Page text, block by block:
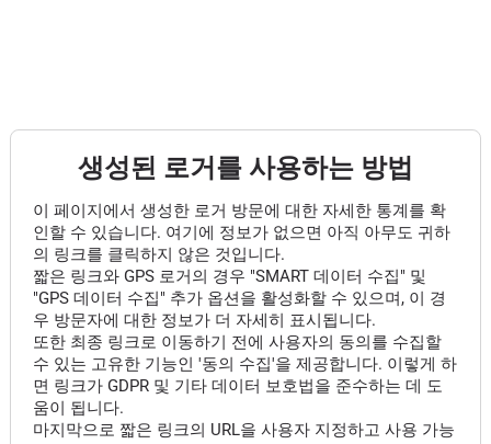
생성된 로거를 사용하는 방법
이 페이지에서 생성한 로거 방문에 대한 자세한 통계를 확
인할 수 있습니다. 여기에 정보가 없으면 아직 아무도 귀하
의 링크를 클릭하지 않은 것입니다.
짧은 링크와 GPS 로거의 경우 "SMART 데이터 수집" 및
"GPS 데이터 수집" 추가 옵션을 활성화할 수 있으며, 이 경
우 방문자에 대한 정보가 더 자세히 표시됩니다.
또한 최종 링크로 이동하기 전에 사용자의 동의를 수집할
수 있는 고유한 기능인 '동의 수집'을 제공합니다. 이렇게 하
면 링크가 GDPR 및 기타 데이터 보호법을 준수하는 데 도
움이 됩니다.
마지막으로 짧은 링크의 URL을 사용자 지정하고 사용 가능